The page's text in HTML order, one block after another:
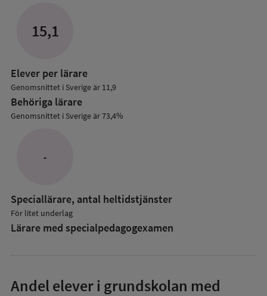
15,1
Elever per lärare
Genomsnittet i Sverige är 11,9
Behöriga lärare
Genomsnittet i Sverige är 73,4%
-
Speciallärare, antal heltidstjänster
För litet underlag
Lärare med specialpedagog­examen
Andel elever i grundskolan med